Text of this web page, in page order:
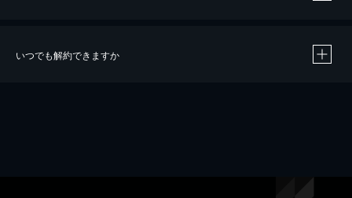
いつでも解約できますか